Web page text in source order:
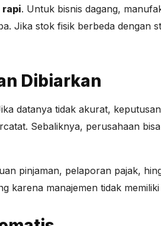
rapi. Untuk bisnis dagang,
Jika stok fisik berbeda dengan
Dibiarkan
datanya tidak akurat,
Sebaliknya, perusahaan
pinjaman, pelaporan pajak,
karena manajemen tidak